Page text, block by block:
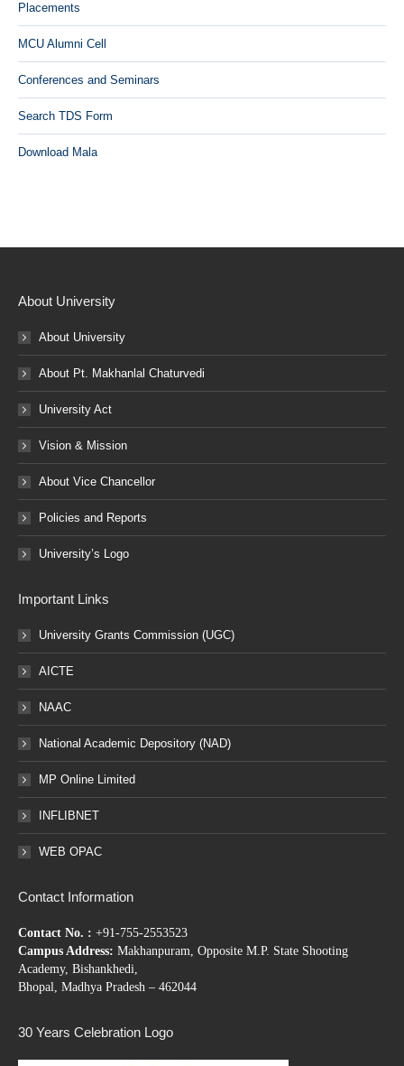
Placements
MCU Alumni Cell
Conferences and Seminars
Search TDS Form
Download Mala
About University
About University
About Pt. Makhanlal Chaturvedi
University Act
Vision & Mission
About Vice Chancellor
Policies and Reports
University’s Logo
Important Links
University Grants Commission (UGC)
AICTE
NAAC
National Academic Depository (NAD)
MP Online Limited
INFLIBNET
WEB OPAC
Contact Information
Contact No. : +91-755-2553523
Campus Address: Makhanpuram, Opposite M.P. State Shooting
Academy, Bishankhedi,
Bhopal, Madhya Pradesh – 462044
30 Years Celebration Logo